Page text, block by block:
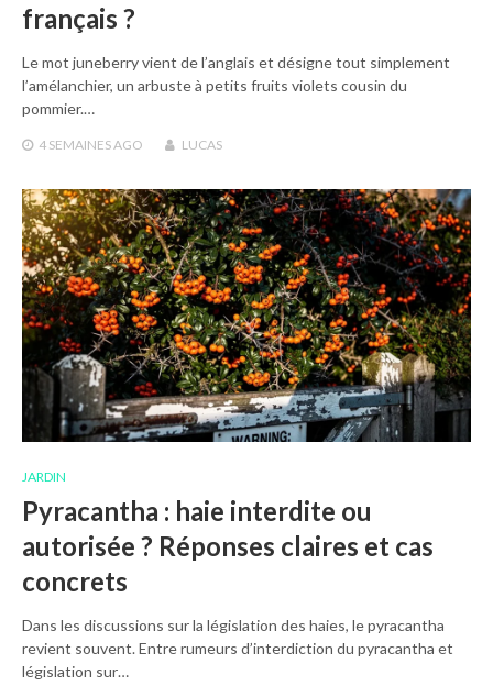
français ?
Le mot juneberry vient de l’anglais et désigne tout simplement
l’amélanchier, un arbuste à petits fruits violets cousin du
pommier.…
4 SEMAINES AGO LUCAS
JARDIN
Pyracantha : haie interdite ou
autorisée ? Réponses claires et cas
concrets
Dans les discussions sur la législation des haies, le pyracantha
revient souvent. Entre rumeurs d’interdiction du pyracantha et
législation sur…